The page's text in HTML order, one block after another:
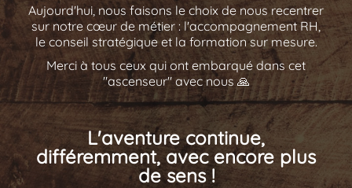
Aujourd'hui, nous faisons le choix de nous recentrer
sur notre cœur de métier : l'accompagnement RH,
le conseil stratégique et la formation sur mesure.
Merci à tous ceux qui ont embarqué dans cet
"ascenseur" avec nous 🙏
L'aventure continue,
différemment, avec encore plus
de sens !